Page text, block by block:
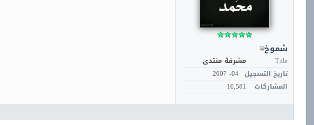
شموخ
Title
مشرفة منتدى
تاريخ التسجيل 04- 2007
المشاركات
10,581